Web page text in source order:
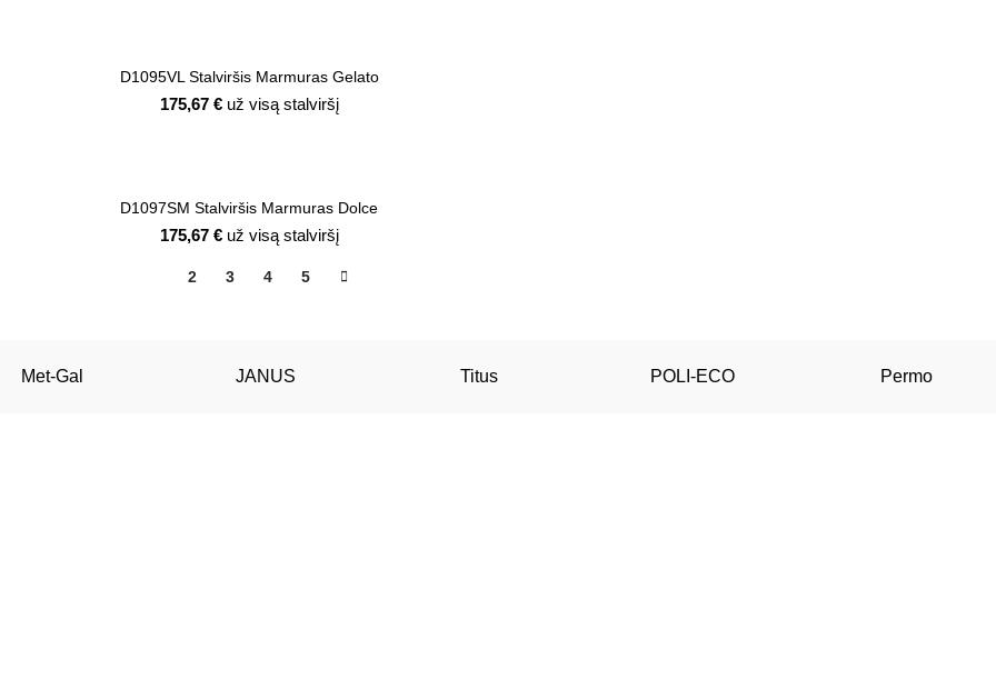
D1095VL Stalviršis Marmuras Gelato
175,67 € už visą stalviršį
D1097SM Stalviršis Marmuras Dolce
175,67 € už visą stalviršį
2 3 4 5
Met-Gal JANUS Titus POLI-ECO Permo